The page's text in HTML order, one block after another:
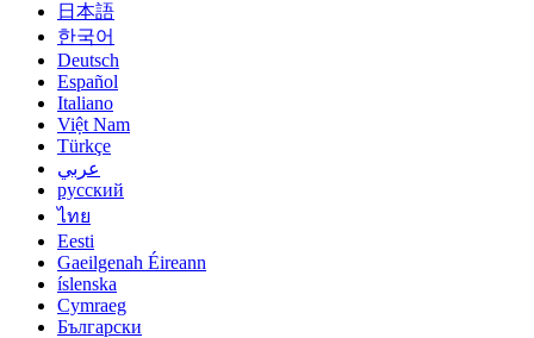
日本語
한국어
Deutsch
Español
Italiano
Việt Nam
Türkçe
عربي
русский
ไทย
Eesti
Gaeilgenah Éireann
íslenska
Cymraeg
Български